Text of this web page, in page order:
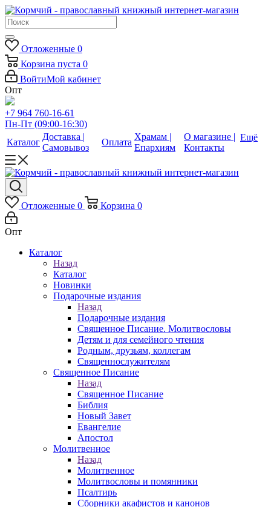
Отложенные 0
Корзина пуста 0
ВойтиМой кабинет
Опт
+7 964 760-16-61
Пн-Пт (09:00-16:30)
Каталог
Доставка |
Самовывоз
Оплата
Храмам |
Епархиям
О магазине |
Контакты
Ещё
Отложенные 0 Корзина 0
Опт
Каталог
Назад
Каталог
Новинки
Подарочные издания
Назад
Подарочные издания
Священное Писание. Молитвословы
Детям и для семейного чтения
Родным, друзьям, коллегам
Священнослужителям
Священное Писание
Назад
Священное Писание
Библия
Новый Завет
Евангелие
Апостол
Молитвенное
Назад
Молитвенное
Молитвословы и помянники
Псалтирь
Сборники акафистов и канонов